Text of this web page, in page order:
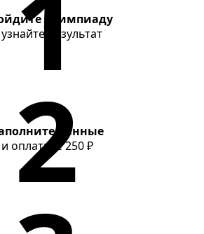
олимпиаду
результат
данные
и оплатите250 ₽